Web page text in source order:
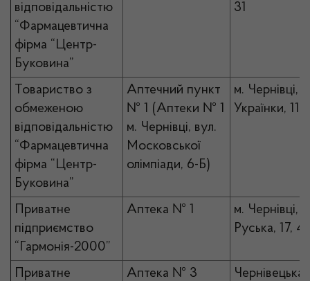
відповідальністю
“Фармацевтична
фірма “Центр-
Буковина”
31
Товариство з
обмеженою
відповідальністю
“Фармацевтична
фірма “Центр-
Буковина”
Аптечний пункт
№ 1 (Аптеки № 1
м. Чернівці, вул.
Московської
олімпіади, 6-Б)
м. Чернівці,
Українки, 11
Приватне
підприємство
“Гармонія-2000”
Аптека № 1
м. Чернівці,
Руська, 17, 4
Приватне
Аптека № 3
Чернівецька